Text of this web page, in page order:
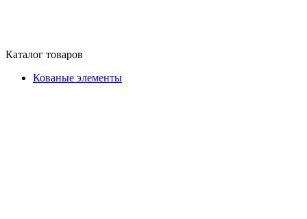
Каталог товаров
Кованые элементы